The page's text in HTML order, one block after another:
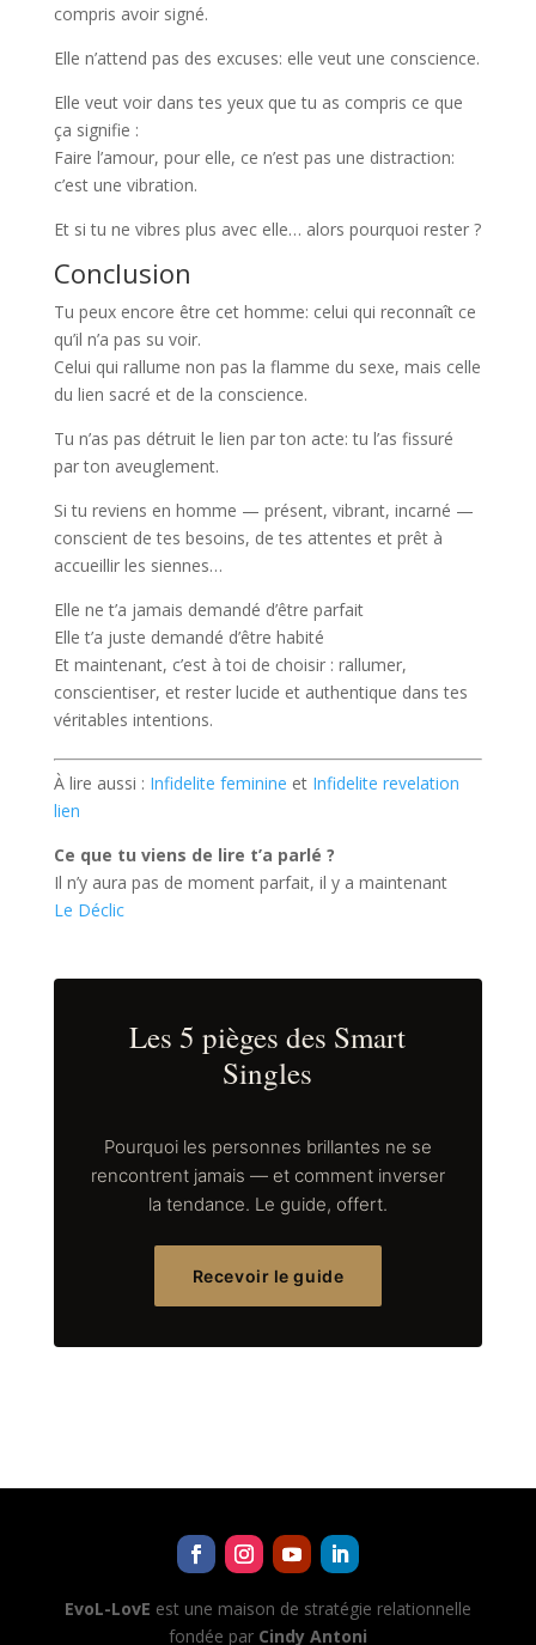
compris avoir signé.
Elle n’attend pas des excuses: elle veut une conscience.
Elle veut voir dans tes yeux que tu as compris ce que
ça signifie :
Faire l’amour, pour elle, ce n’est pas une distraction:
c’est une vibration.
Et si tu ne vibres plus avec elle… alors pourquoi rester ?
Conclusion
Tu peux encore être cet homme: celui qui reconnaît ce
qu’il n’a pas su voir.
Celui qui rallume non pas la flamme du sexe, mais celle
du lien sacré et de la conscience.
Tu n’as pas détruit le lien par ton acte: tu l’as fissuré
par ton aveuglement.
Si tu reviens en homme — présent, vibrant, incarné —
conscient de tes besoins, de tes attentes et prêt à
accueillir les siennes…
Elle ne t’a jamais demandé d’être parfait
Elle t’a juste demandé d’être habité
Et maintenant, c’est à toi de choisir : rallumer,
conscientiser, et rester lucide et authentique dans tes
véritables intentions.
À lire aussi : Infidelite feminine et Infidelite revelation
lien
Ce que tu viens de lire t’a parlé ?
Il n’y aura pas de moment parfait, il y a maintenant
Le Déclic
Les 5 pièges des Smart
Singles
Pourquoi les personnes brillantes ne se
rencontrent jamais — et comment inverser
la tendance. Le guide, offert.
Recevoir le guide
EvoL-LovE est une maison de stratégie relationnelle
fondée par Cindy Antoni